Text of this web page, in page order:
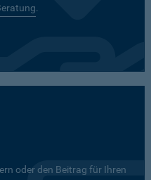
.
oder den Beitrag für Ihren